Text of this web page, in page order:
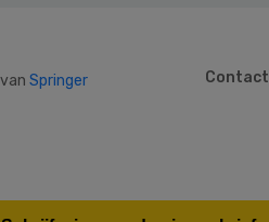
Springer
Contact